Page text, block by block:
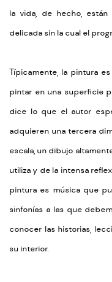
la vida, de hecho, están
delicada sin la cual el
Típicamente, la pintura
pintar en una superficie
dice lo que el autor
adquieren una tercera
escala, un dibujo
utiliza y de la intensa
pintura es música que
sinfonías a las que
conocer las historias,
su interior.